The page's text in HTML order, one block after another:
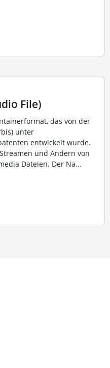
File)
das von der
unter
entwickelt wurde.
und Ändern von
Dateien. Der Na...